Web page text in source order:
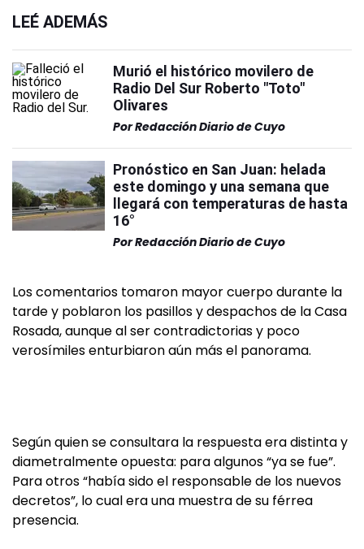
LEÉ ADEMÁS
Murió el histórico movilero de
Radio Del Sur Roberto "Toto"
Olivares
PorRedacción Diario de Cuyo
Pronóstico en San Juan: helada
este domingo y una semana que
llegará con temperaturas de hasta
16°
PorRedacción Diario de Cuyo
Los comentarios tomaron mayor cuerpo durante la
tarde y poblaron los pasillos y despachos de la Casa
Rosada, aunque al ser contradictorias y poco
verosímiles enturbiaron aún más el panorama.
Según quien se consultara la respuesta era distinta y
diametralmente opuesta: para algunos “ya se fue”.
Para otros “había sido el responsable de los nuevos
decretos”, lo cual era una muestra de su férrea
presencia.